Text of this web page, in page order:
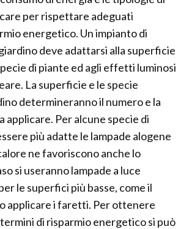
per rispettare adeguati
energetico. Un impianto di
deve adattarsi alla superficie
di piante ed agli effetti luminosi
La superficie e le specie
determineranno il numero e la
applicare. Per alcune specie di
più adatte le lampade alogene
ne favoriscono anche lo
si useranno lampade a luce
le superfici più basse, come il
applicare i faretti. Per ottenere
di risparmio energetico si può